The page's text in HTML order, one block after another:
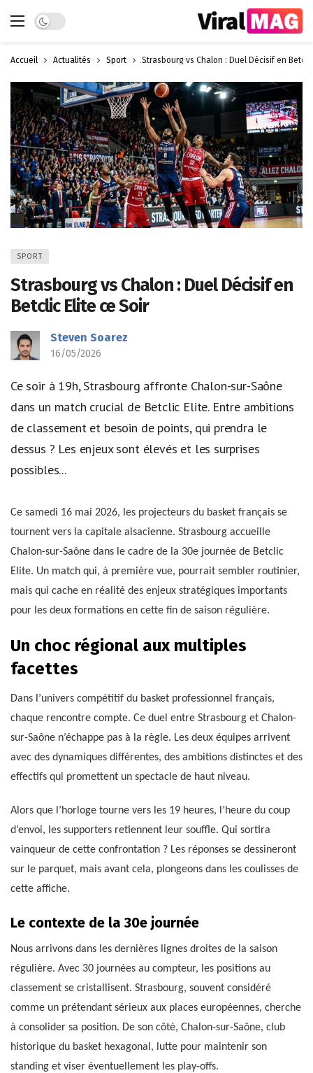
Dark mode
Accueil Actualités Sport Strasbourg vs Chalon : Duel Décisif en
SPORT
Strasbourg vs Chalon : Duel Décisif en
Betclic Elite ce Soir
Steven Soarez
16/05/2026
Ce soir à 19h, Strasbourg affronte Chalon-sur-Saône
dans un match crucial de Betclic Elite. Entre ambitions
de classement et besoin de points, qui prendra le
dessus ? Les enjeux sont élevés et les surprises
possibles...
Ce samedi 16 mai 2026, les projecteurs du basket français se
tournent vers la capitale alsacienne. Strasbourg accueille
Chalon-sur-Saône dans le cadre de la 30e journée de Betclic
Elite. Un match qui, à première vue, pourrait sembler routinier,
mais qui cache en réalité des enjeux stratégiques importants
pour les deux formations en cette fin de saison régulière.
Un choc régional aux multiples
facettes
Dans l’univers compétitif du basket professionnel français,
chaque rencontre compte. Ce duel entre Strasbourg et Chalon-
sur-Saône n’échappe pas à la règle. Les deux équipes arrivent
avec des dynamiques différentes, des ambitions distinctes et des
effectifs qui promettent un spectacle de haut niveau.
Alors que l’horloge tourne vers les 19 heures, l’heure du coup
d’envoi, les supporters retiennent leur souffle. Qui sortira
vainqueur de cette confrontation ? Les réponses se dessineront
sur le parquet, mais avant cela, plongeons dans les coulisses de
cette affiche.
Le contexte de la 30e journée
Nous arrivons dans les dernières lignes droites de la saison
régulière. Avec 30 journées au compteur, les positions au
classement se cristallisent. Strasbourg, souvent considéré
comme un prétendant sérieux aux places européennes, cherche
à consolider sa position. De son côté, Chalon-sur-Saône, club
historique du basket hexagonal, lutte pour maintenir son
standing et viser éventuellement les play-offs.